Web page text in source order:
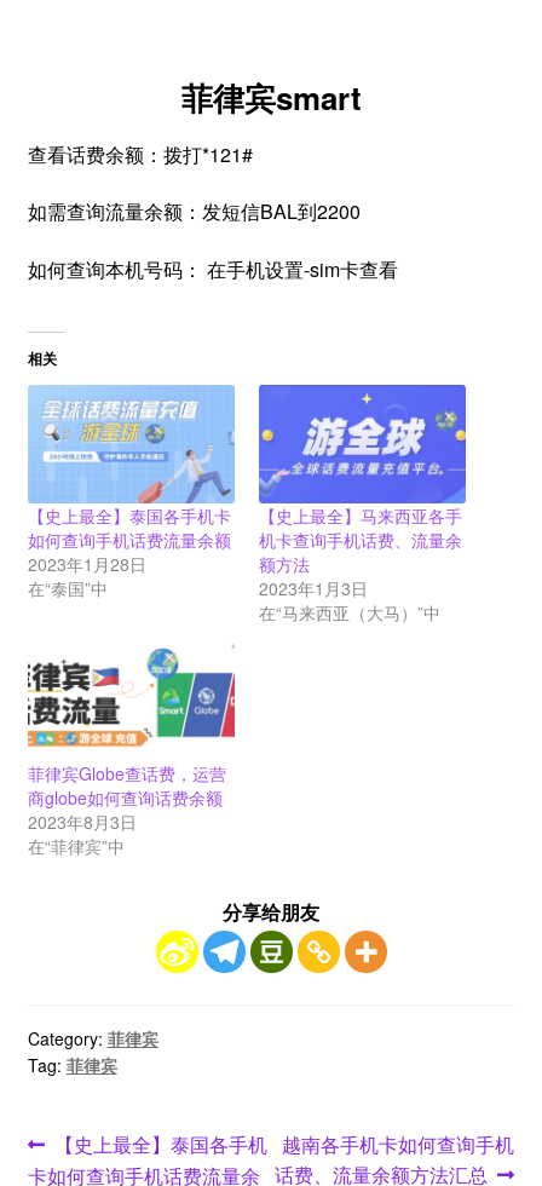
菲律宾smart
查看话费余额：拨打*121#
如需查询流量余额：发短信BAL到2200
如何查询本机号码： 在手机设置-sim卡查看
相关
【史上最全】泰国各手机卡
如何查询手机话费流量余额
2023年1月28日
在“泰国”中
【史上最全】马来西亚各手
机卡查询手机话费、流量余
额方法
2023年1月3日
在“马来西亚（大马）”中
菲律宾Globe查话费，运营
商globe如何查询话费余额
2023年8月3日
在“菲律宾”中
分享给朋友
Category: 菲律宾
Tag: 菲律宾
文
Previous
post:
【史上最全】泰国各手机
卡如何查询手机话费流量余
Next
post:
越南各手机卡如何查询手机
话费、流量余额方法汇总